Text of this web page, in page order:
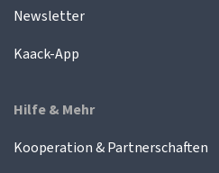
Newsletter
Kaack-App
Hilfe & Mehr
Kooperation & Partnerschaften